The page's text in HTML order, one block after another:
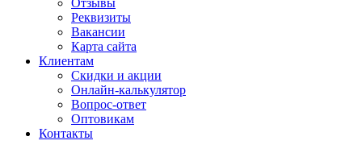
Отзывы
Реквизиты
Вакансии
Карта сайта
Клиентам
Скидки и акции
Онлайн-калькулятор
Вопрос-ответ
Оптовикам
Контакты